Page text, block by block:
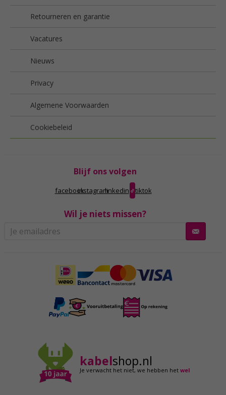
Retourneren en garantie
Vacatures
Nieuws
Privacy
Algemene Voorwaarden
Cookiebeleid
Blijf ons volgen
facebookinstagramlinkedin tiktok
Wil je niets missen?
kabelshop.nl
Je verwacht het niet,we hebben hetwel